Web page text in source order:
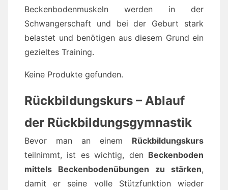
Beckenbodenmuskeln werden in der
Schwangerschaft und bei der Geburt stark
belastet und benötigen aus diesem Grund ein
gezieltes Training.
Keine Produkte gefunden.
Rückbildungskurs – Ablauf
der Rückbildungsgymnastik
Bevor man an einem Rückbildungskurs
teilnimmt, ist es wichtig, den Beckenboden
mittels Beckenbodenübungen zu stärken,
damit er seine volle Stützfunktion wieder